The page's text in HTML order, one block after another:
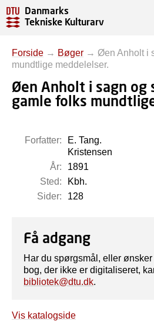
Danmarks
Tekniske Kulturarv
Forside → Bøger → Øen Anholt i
mundtlige meddelelser.
Øen Anholt i sagn
gamle folks
Forfatter:
E. Tang.
Kristensen
År:
1891
Sted:
Kbh.
Sider:
128
Få adgang
Har du spørgsmål, eller
bog, der ikke er digitaliseret,
bibliotek@dtu.dk.
Vis katalogside